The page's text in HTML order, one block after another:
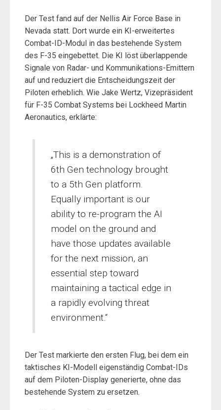
Der Test fand auf der Nellis Air Force Base in
Nevada statt. Dort wurde ein KI-erweitertes
Combat-ID-Modul in das bestehende System
des F-35 eingebettet. Die KI löst überlappende
Signale von Radar- und Kommunikations-Emittern
auf und reduziert die Entscheidungszeit der
Piloten erheblich. Wie Jake Wertz, Vizepräsident
für F-35 Combat Systems bei Lockheed Martin
Aeronautics, erklärte:
„This is a demonstration of
6th Gen technology brought
to a 5th Gen platform.
Equally important is our
ability to re-program the AI
model on the ground and
have those updates available
for the next mission, an
essential step toward
maintaining a tactical edge in
a rapidly evolving threat
environment.“
Der Test markierte den ersten Flug, bei dem ein
taktisches KI-Modell eigenständig Combat-IDs
auf dem Piloten-Display generierte, ohne das
bestehende System zu ersetzen.